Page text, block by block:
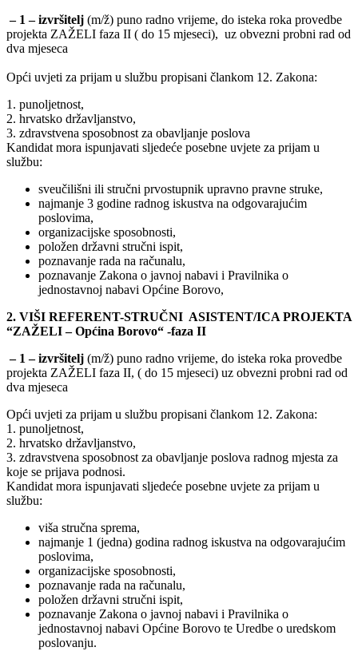
– 1 – izvršitelj (m/ž) puno radno vrijeme, do isteka roka provedbe
projekta ZAŽELI faza II ( do 15 mjeseci), uz obvezni probni rad od
dva mjeseca
Opći uvjeti za prijam u službu propisani člankom 12. Zakona:
1. punoljetnost,
2. hrvatsko državljanstvo,
3. zdravstvena sposobnost za obavljanje poslova
Kandidat mora ispunjavati sljedeće posebne uvjete za prijam u
službu:
sveučilišni ili stručni prvostupnik upravno pravne struke,
najmanje 3 godine radnog iskustva na odgovarajućim
poslovima,
organizacijske sposobnosti,
položen državni stručni ispit,
poznavanje rada na računalu,
poznavanje Zakona o javnoj nabavi i Pravilnika o
jednostavnoj nabavi Općine Borovo,
2. VIŠI REFERENT-STRUČNI ASISTENT/ICA PROJEKTA
“ZAŽELI – Općina Borovo“ -faza II
– 1 – izvršitelj (m/ž) puno radno vrijeme, do isteka roka provedbe
projekta ZAŽELI faza II, ( do 15 mjeseci) uz obvezni probni rad od
dva mjeseca
Opći uvjeti za prijam u službu propisani člankom 12. Zakona:
1. punoljetnost,
2. hrvatsko državljanstvo,
3. zdravstvena sposobnost za obavljanje poslova radnog mjesta za
koje se prijava podnosi.
Kandidat mora ispunjavati sljedeće posebne uvjete za prijam u
službu:
viša stručna sprema,
najmanje 1 (jedna) godina radnog iskustva na odgovarajućim
poslovima,
organizacijske sposobnosti,
poznavanje rada na računalu,
položen državni stručni ispit,
poznavanje Zakona o javnoj nabavi i Pravilnika o
jednostavnoj nabavi Općine Borovo te Uredbe o uredskom
poslovanju.